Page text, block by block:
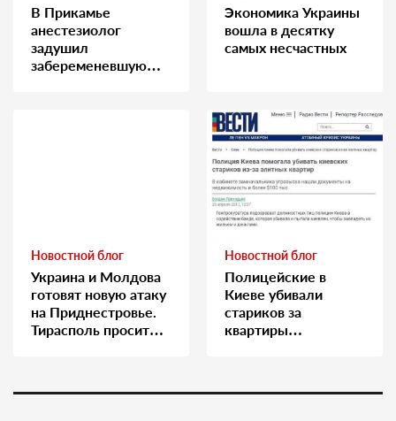
В Прикамье
анестезиолог
задушил
забеременевшую
Экономика Украины
вошла в десятку
самых несчастных
Новостной блог
Украина и Молдова
готовят новую атаку
на Приднестровье.
Тирасполь просит
Новостной блог
Полицейские в
Киеве убивали
стариков за
квартиры…